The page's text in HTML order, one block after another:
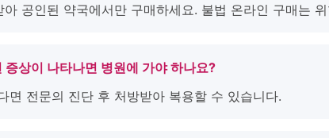
공인된 약국에서만 구매하세요. 불법 온라인 구매는
증상이 나타나면 병원에 가야 하나요?
면 전문의 진단 후 처방받아 복용할 수 있습니다.